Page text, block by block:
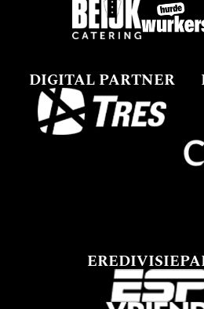
DIGITAL PARTNER